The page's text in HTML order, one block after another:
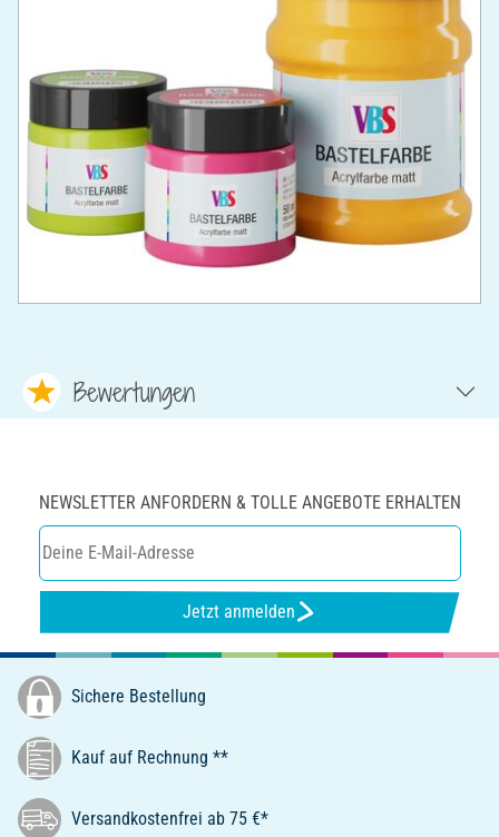
Bewertungen
NEWSLETTER ANFORDERN & TOLLE ANGEBOTE ERHALTEN
Jetzt anmelden
Sichere Bestellung
Kauf auf Rechnung **
Versandkostenfrei ab 75 €*